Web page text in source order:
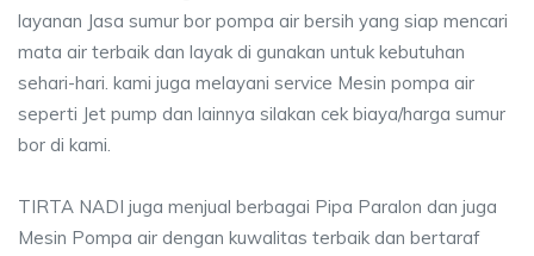
layanan Jasa sumur bor pompa air bersih yang siap mencari
mata air terbaik dan layak di gunakan untuk kebutuhan
sehari-hari. kami juga melayani service Mesin pompa air
seperti Jet pump dan lainnya silakan cek biaya/harga sumur
bor di kami.
TIRTA NADI juga menjual berbagai Pipa Paralon dan juga
Mesin Pompa air dengan kuwalitas terbaik dan bertaraf